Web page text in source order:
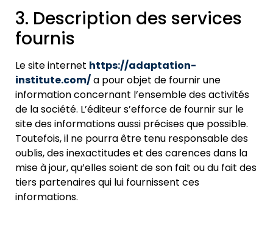
3. Description des services
fournis
Le site internet https://adaptation-
institute.com/a pour objet de fournir une
information concernant l’ensemble des activités
de la société. L’éditeur s’efforce de fournir sur le
site des informations aussi précises que possible.
Toutefois, il ne pourra être tenu responsable des
oublis, des inexactitudes et des carences dans la
mise à jour, qu’elles soient de son fait ou du fait des
tiers partenaires qui lui fournissent ces
informations.